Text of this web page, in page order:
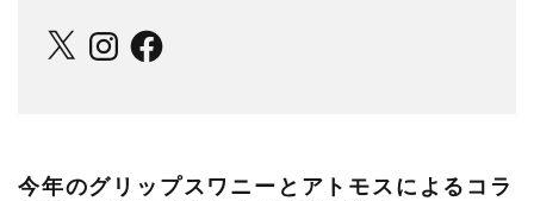
X InstagramFacebook
今年のグリップスワニーとアトモスによるコラ